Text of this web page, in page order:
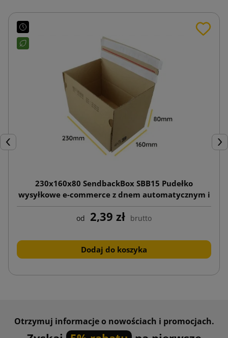
Poprzedni
230x160x80 SendbackBox SBB15 Pudełko
wysyłkowe e-commerce z dnem automatycznym i
podwójnym paskiem klejowym (zrywka)
od 2,39 zł brutto
Dodaj do koszyka
Otrzymuj informacje o nowościach i promocjach.